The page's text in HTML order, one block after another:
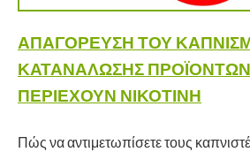
ΑΠΑΓΌΡΕΥΣΗ ΤΟΥ
ΑΤΑΝΆΛΩΣΗΣ ΠΡΟΪΌΝΤΩΝ
ΕΡΙΈΧΟΥΝ ΝΙΚΟΤΊΝΗ
Πώς να αντιμετωπίσετε τους